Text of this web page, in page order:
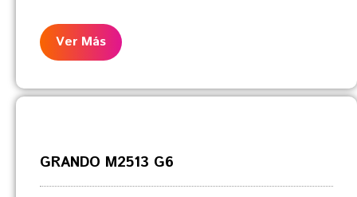
Ver Más
GRANDO M2513 G6